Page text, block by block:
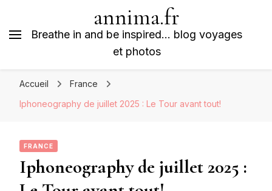
annima.fr
Breathe in and be inspired… blog voyages
et photos
Accueil
France
Iphoneography de juillet 2025 : Le Tour avant tout!
FRANCE
Iphoneography de juillet 2025 :